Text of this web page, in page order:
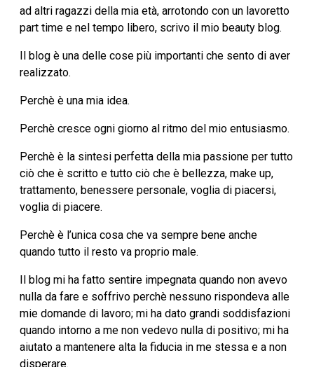
ad altri ragazzi della mia età, arrotondo con un lavoretto
part time e nel tempo libero, scrivo il mio beauty blog.
Il blog è una delle cose più importanti che sento di aver
realizzato.
Perchè è una mia idea.
Perchè cresce ogni giorno al ritmo del mio entusiasmo.
Perchè è la sintesi perfetta della mia passione per tutto
ciò che è scritto e tutto ciò che è bellezza, make up,
trattamento, benessere personale, voglia di piacersi,
voglia di piacere.
Perchè è l’unica cosa che va sempre bene anche
quando tutto il resto va proprio male.
Il blog mi ha fatto sentire impegnata quando non avevo
nulla da fare e soffrivo perchè nessuno rispondeva alle
mie domande di lavoro; mi ha dato grandi soddisfazioni
quando intorno a me non vedevo nulla di positivo; mi ha
aiutato a mantenere alta la fiducia in me stessa e a non
disperare.